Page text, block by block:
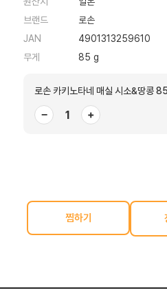
브랜드
로손
JAN
4901313259610
무게
85 g
로손 카키노타네 매실 시소&땅콩
− +
찜하기